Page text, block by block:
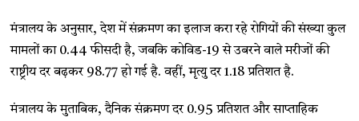
मंत्रालय के अनुसार, देश में संक्रमण का इलाज करा रहे रोगियों की संख्या कुल
मामलों का 0.44 फीसदी है, जबकि कोविड-19 से उबरने वाले मरीजों की
राष्ट्रीय दर बढ़कर 98.77 हो गई है. वहीं, मृत्यु दर 1.18 प्रतिशत है.
मंत्रालय के मुताबिक, दैनिक संक्रमण दर 0.95 प्रतिशत और साप्ताहिक